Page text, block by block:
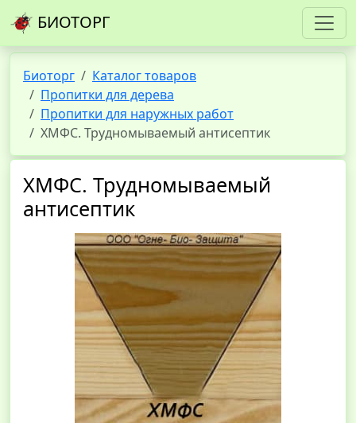
БИОТОРГ
Биоторг
Каталог товаров
Пропитки для дерева
Пропитки для наружных работ
ХМФС. Трудномываемый антисептик
ХМФС. Трудномываемый
антисептик